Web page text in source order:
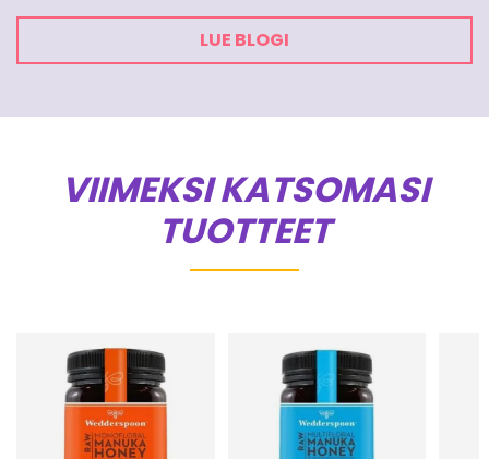
LUE BLOGI
VIIMEKSI KATSOMASI
TUOTTEET